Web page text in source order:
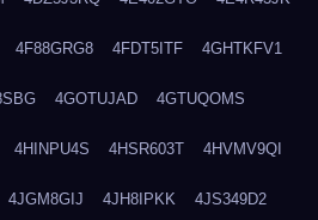
4F88GRG8 4FDT5ITF 4GHTKFV1
4GOTUJAD 4GTUQOMS
4HINPU4S 4HSR603T 4HVMV9QI
4JGM8GIJ 4JH8IPKK 4JS349D2